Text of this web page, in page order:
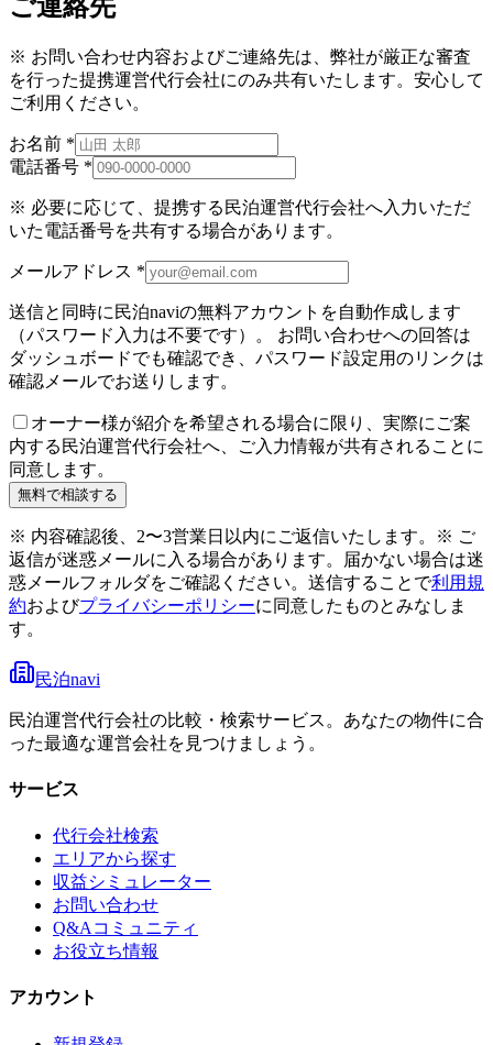
ご連絡先
※ お問い合わせ内容およびご連絡先は、弊社が厳正な審査
を行った提携運営代行会社にのみ共有いたします。安心して
ご利用ください。
お名前 *
電話番号 *
※ 必要に応じて、提携する民泊運営代行会社へ入力いただ
いた電話番号を共有する場合があります。
メールアドレス *
送信と同時に民泊naviの無料アカウントを自動作成します
（パスワード入力は不要です）。 お問い合わせへの回答は
ダッシュボードでも確認でき、パスワード設定用のリンクは
確認メールでお送りします。
オーナー様が紹介を希望される場合に限り、実際にご案
内する民泊運営代行会社へ、ご入力情報が共有されることに
同意します。
無料で相談する
※ 内容確認後、2〜3営業日以内にご返信いたします。
※ ご
返信が迷惑メールに入る場合があります。届かない場合は迷
惑メールフォルダをご確認ください。 送信することで利用規
約およびプライバシーポリシーに同意したものとみなしま
す。
民泊navi
民泊運営代行会社の比較・検索サービス。あなたの物件に合
った最適な運営会社を見つけましょう。
サービス
代行会社検索
エリアから探す
収益シミュレーター
お問い合わせ
Q&Aコミュニティ
お役立ち情報
アカウント